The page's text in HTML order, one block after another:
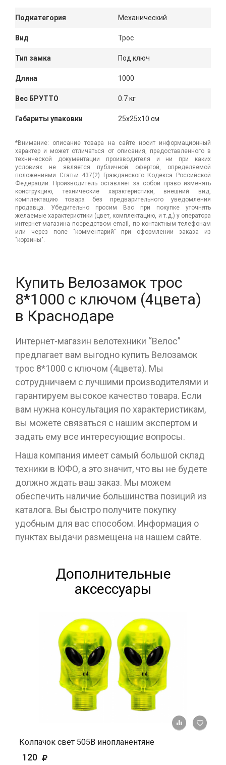
Подкатегория Механический
Вид Трос
Тип замка Под ключ
Длина 1000
Вес БРУТТО 0.7 кг
Габариты упаковки 25x25x10 см
*Внимание: описание товара на сайте носит информационный
характер и может отличаться от описания, предоставленного в
технической документации производителя и ни при каких
условиях не является публичной офертой, определяемой
положениями Статьи 437(2) Гражданского Кодекса Российской
Федерации. Производитель оставляет за собой право изменять
конструкцию, технические характеристики, внешний вид,
комплектацию товара без предварительного уведомления
продавца. Убедительно просим Вас при покупке уточнять
желаемые характеристики (цвет, комплектацию, и т.д.) у оператора
интернет-магазина посредством email, по контактным телефонам
или через поле "комментарий" при оформлении заказа из
"корзины".
Купить Велозамок трос
8*1000 с ключом (4цвета)
в Краснодаре
Интернет-магазин велотехники “Велос”
предлагает вам выгодно купить Велозамок
трос 8*1000 с ключом (4цвета). Мы
сотрудничаем с лучшими производителями и
гарантируем высокое качество товара. Если
вам нужна консультация по характеристикам,
вы можете связаться с нашим экспертом и
задать ему все интересующие вопросы.
Наша компания имеет самый большой склад
техники в ЮФО, а это значит, что вы не будете
должно ждать ваш заказ. Мы можем
обеспечить наличие большинства позиций из
каталога. Вы быстро получите покупку
удобным для вас способом. Информация о
пунктах выдачи размещена на нашем сайте.
Дополнительные
аксессуары
+ К
Колпачок свет 505В инопланентяне
120